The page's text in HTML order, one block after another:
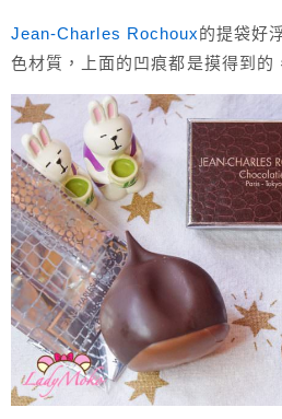
Jean-Charles Rochoux的提袋好
色材質，上面的凹痕都是摸得到的